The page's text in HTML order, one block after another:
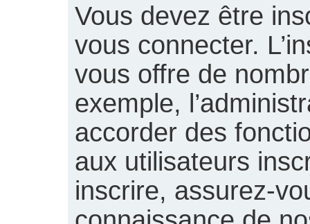
Vous devez être
vous connecter.
vous offre de
exemple,
accorder des
aux utilisateurs
inscrire, assurez-